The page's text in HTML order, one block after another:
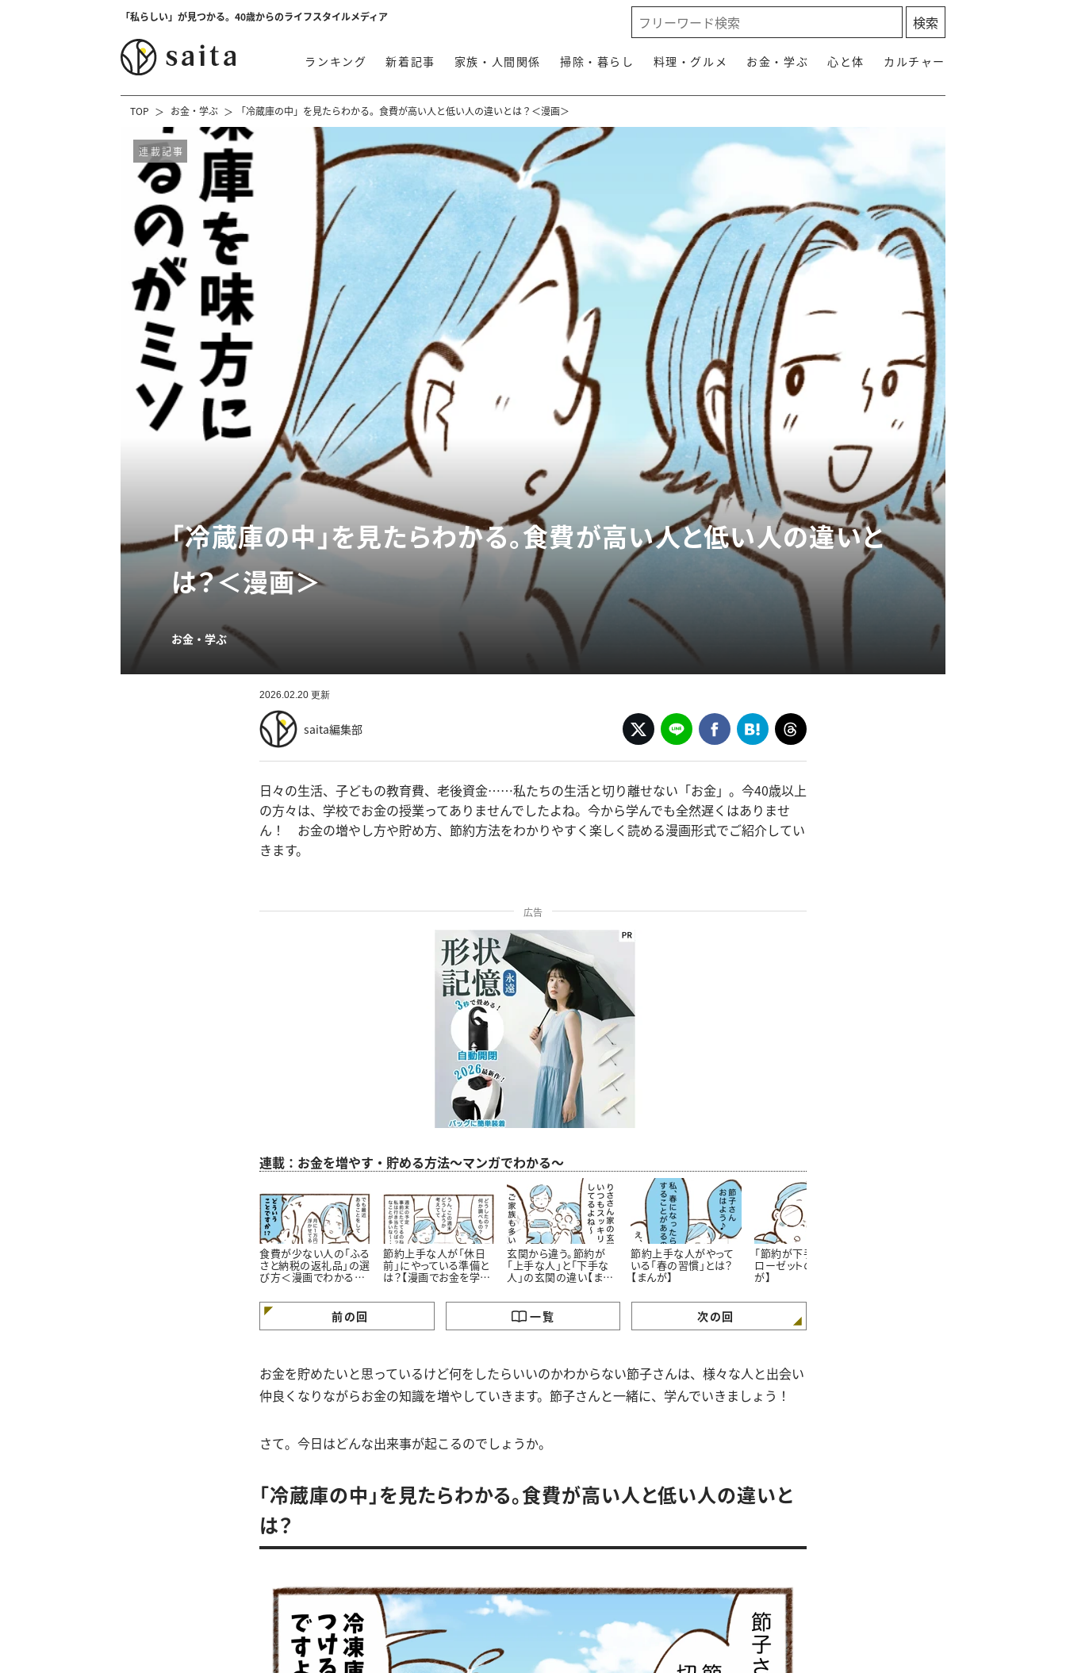
「私らしい」が見つかる。40歳からのライフスタイルメディア
ランキング 新着記事 家族・人間関係 掃除・暮らし 料理・グルメ お金・学ぶ 心と体 カルチャー
TOP お金・学ぶ 「冷蔵庫の中」を見たらわかる。食費が高い人と低い人の違いとは？＜漫画＞
連載記事
「冷蔵庫の中」を見たらわかる。食費が高い人と低い人の違いと
は？＜漫画＞
お金・学ぶ
2026.02.20 更新
saita編集部
日々の生活、子どもの教育費、老後資金……私たちの生活と切り離せない「お金」。今40歳以上
の方々は、学校でお金の授業ってありませんでしたよね。今から学んでも全然遅くはありませ
ん！ お金の増やし方や貯め方、節約方法をわかりやすく楽しく読める漫画形式でご紹介してい
きます。
広告
連載：お金を増やす・貯める方法～マンガでわかる～
食費が少ない人の「ふる
さと納税の返礼品」の選
び方＜漫画でわかるお
節約上手な人が「休日
前」にやっている準備と
は？【漫画でお金を学
玄関から違う。節約が
「上手な人」と「下手な
人」の玄関の違い【まん
節約上手な人がやって
いる「春の習慣」とは？
【まんが】
「節約が下手な人」のク
ローゼットの特徴【まん
が】
前の回 一覧 次の回
お金を貯めたいと思っているけど何をしたらいいのかわからない節子さんは、様々な人と出会い
仲良くなりながらお金の知識を増やしていきます。節子さんと一緒に、学んでいきましょう！
さて。今日はどんな出来事が起こるのでしょうか。
「冷蔵庫の中」を見たらわかる。食費が高い人と低い人の違いと
は？